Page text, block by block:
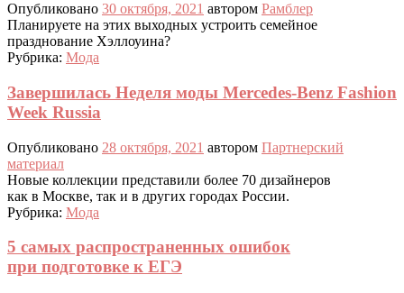
Опубликовано 30 октября, 2021 автором Рамблер
Планируете на этих выходных устроить семейное
празднование Хэллоуина?
Рубрика: Мода
Завершилась Неделя моды Mercedes-Benz Fashion
Week Russia
Опубликовано 28 октября, 2021 автором Партнерский
материал
Новые коллекции представили более 70 дизайнеров
как в Москве, так и в других городах России.
Рубрика: Мода
5 самых распространенных ошибок
при подготовке к ЕГЭ